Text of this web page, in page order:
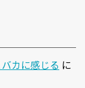
カに感じる に